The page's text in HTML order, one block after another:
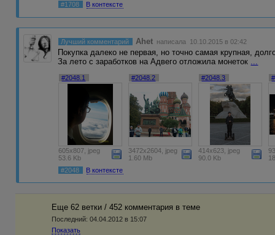
#1708 В контексте
Лучший комментарий Ahet написала 10.10.2015 в 02:42
Покупка далеко не первая, но точно самая крупная,
За лето с заработков на Адвего отложила монеток ...
#2048.1
605x807, jpeg
53.6 Kb
#2048.2
3472x2604, jpeg
1.60 Mb
#2048.3
414x623, jpeg
90.0 Kb
#2048
В контексте
Еще 62 ветки / 452 комментария в темe
Последний: 04.04.2012 в 15:07
Показать